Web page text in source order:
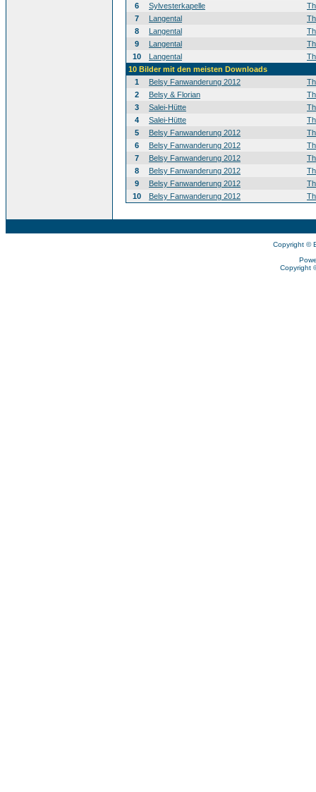
6
Sylvesterkapelle
7
Langental
8
Langental
9
Langental
10
Langental
10 Bilder mit den meisten Downloads
1
Belsy Fanwanderung 2012
2
Belsy & Florian
3
Salei-Hütte
4
Salei-Hütte
5
Belsy Fanwanderung 2012
6
Belsy Fanwanderung 2012
7
Belsy Fanwanderung 2012
8
Belsy Fanwanderung 2012
9
Belsy Fanwanderung 2012
10
Belsy Fanwanderung 2012
Copyright ©
Copyright